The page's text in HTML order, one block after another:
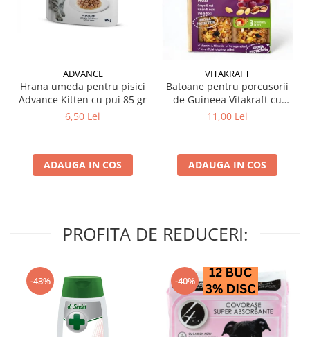
ADVANCE
Hrana umeda pentru pisici
Advance Kitten cu pui 85 gr
6,50 Lei
ADAUGA IN COS
VITAKRAFT
Batoane pentru porcusorii
de Guineea Vitakraft cu
struguri & nuci 2 buc
11,00 Lei
ADAUGA IN COS
PROFITA DE REDUCERI:
-43% -40%